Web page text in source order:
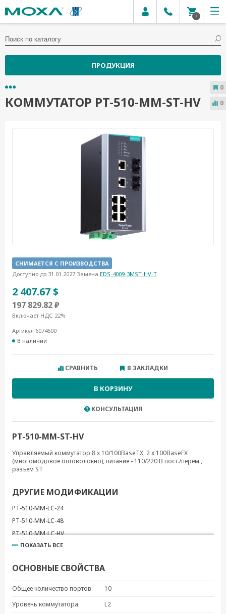
0
ПРОДУКЦИЯ
КОММУТАТОР PT-510-MM-ST-HV
СНИМАЕТСЯ С ПРОИЗВОДСТВА
Доступно до 31.01.2027 Замена EDS-4009-3MST-HV-T
2 407.67 $
197 829.82 ₽
Включает НДС 22%
Артикул 6074500
В наличии
СРАВНИТЬ В ЗАКЛАДКИ
В КОРЗИНУ
КОНСУЛЬТАЦИЯ
PT-510-MM-ST-HV
Управляемый коммутатор 8 x 10/100BaseTX, 2 x 100BaseFX
(многомодовое оптоволокно), питание - 110/220 В пост./перем.,
разъем ST
ДРУГИЕ МОДИФИКАЦИИ
PT-510-MM-LC-24
PT-510-MM-LC-48
PT-510-MM-LC-HV
PT-510-MM-SC-24
PT-510-MM-SC-HV
PT-510-MM-ST-24
PT-510-SS-LC-24
ПОКАЗАТЬ ВСЕ
ОСНОВНЫЕ СВОЙСТВА
Общее количество портов
10
Уровень коммутатора
L2
0
0